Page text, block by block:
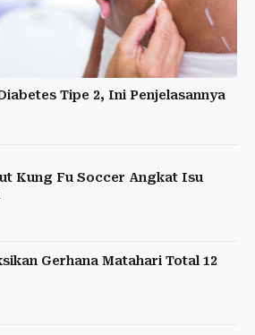
Tipe 2, Ini Penjelasannya
Kung Fu Soccer Angkat Isu
Gerhana Matahari Total 12